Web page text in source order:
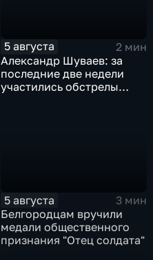
5 августа
2 мин
Александр Шуваев: за
последние две недели
участились обстрелы
5 августа
3 мин
Белгородцам вручили
медали общественного
признания "Отец солдата"